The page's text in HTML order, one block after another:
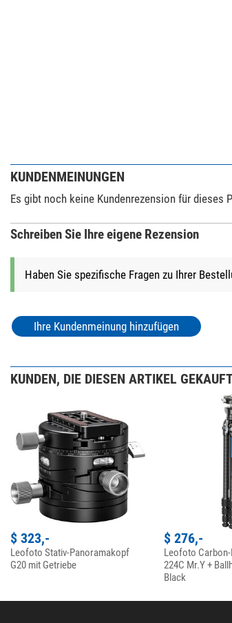
KUNDENMEINUNGEN
Es gibt noch keine Kundenrezension für dieses
Schreiben Sie Ihre eigene Rezension
Haben Sie spezifische Fragen zu Ihrer
Ihre Kundenmeinung hinzufügen
KUNDEN, DIE DIESEN ARTIKEL
$ 323,-
Leofoto Stativ-Panoramakopf
G20 mit Getriebe
$ 276,-
Leofoto
224C Mr.Y +
Black